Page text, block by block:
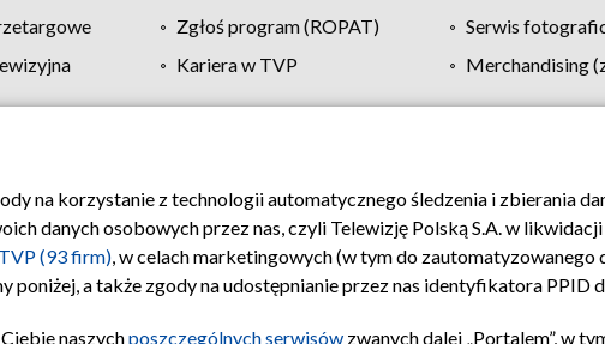
Zgłoś program (ROPAT)
Serwis
Kariera w TVP
Merchandising
Polityka prywatności Moje zgody Pomoc Biuro reklamy
na korzystanie z technologii automatycznego śledzenia i zbierania
danych osobowych przez nas, czyli Telewizję Polską S.A. w likwidacji
(93 firm), w celach marketingowych (w tym do
poniżej, a także zgody na udostępnianie przez nas identyfikatora PPID
naszychposzczególnych serwisów zwanych dalej „Portalem”, w